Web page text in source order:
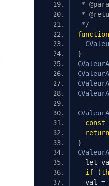
*
*
*/
function
}
const
return
}
let
if
(
  val
=